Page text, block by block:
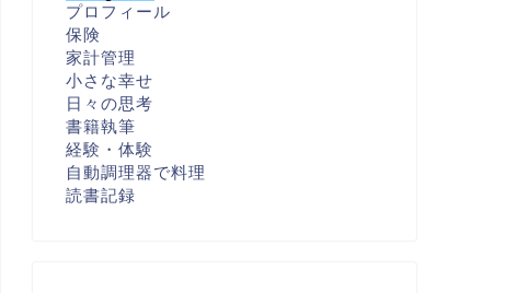
プロフィール
保険
家計管理
小さな幸せ
日々の思考
書籍執筆
経験・体験
自動調理器で料理
読書記録